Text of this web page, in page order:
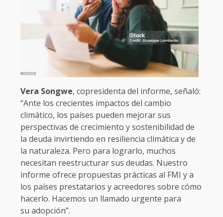
Vera Songwe, copresidenta del informe, señaló:
“Ante los crecientes impactos del cambio
climático, los países pueden mejorar sus
perspectivas de crecimiento y sostenibilidad de
la deuda invirtiendo en resiliencia climática y de
la naturaleza. Pero para lograrlo, muchos
necesitan reestructurar sus deudas. Nuestro
informe ofrece propuestas prácticas al FMI y a
los países prestatarios y acreedores sobre cómo
hacerlo. Hacemos un llamado urgente para
su adopción”.